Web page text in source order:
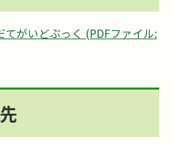
がいどぶっく (PDFファイル: